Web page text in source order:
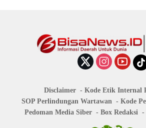
Disclaimer
Kode Etik Internal
SOP Perlindungan Wartawan
Kode
Pedoman Media Siber
Box Redaksi